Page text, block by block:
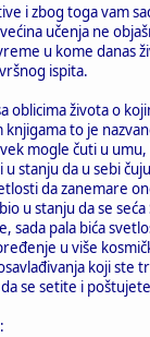
i zbog toga vam
učenja ne
u kome danas
ispita.
oblicima života o
to je
mogle čuti u
stanju da u sebi
da zanemare
u stanju da se
pala bića
u više
koji ste
se setite i